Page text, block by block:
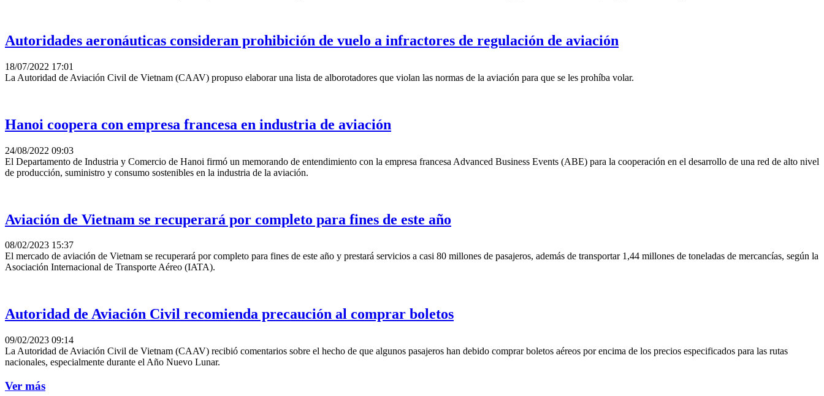
Autoridades aeronáuticas consideran prohibición de vuelo a infractores de regulación de aviación
18/07/2022 17:01
La Autoridad de Aviación Civil de Vietnam (CAAV) propuso elaborar una lista de alborotadores que violan las normas de la aviación para que se les prohíba volar.
Hanoi coopera con empresa francesa en industria de aviación
24/08/2022 09:03
El Departamento de Industria y Comercio de Hanoi firmó un memorando de entendimiento con la empresa francesa Advanced Business Events (ABE) para la cooperación en el desarrollo de una red de alto nivel
de producción, suministro y consumo sostenibles en la industria de la aviación.
Aviación de Vietnam se recuperará por completo para fines de este año
08/02/2023 15:37
El mercado de aviación de Vietnam se recuperará por completo para fines de este año y prestará servicios a casi 80 millones de pasajeros, además de transportar 1,44 millones de toneladas de mercancías, según la
Asociación Internacional de Transporte Aéreo (IATA).
Autoridad de Aviación Civil recomienda precaución al comprar boletos
09/02/2023 09:14
La Autoridad de Aviación Civil de Vietnam (CAAV) recibió comentarios sobre el hecho de que algunos pasajeros han debido comprar boletos aéreos por encima de los precios especificados para las rutas
nacionales, especialmente durante el Año Nuevo Lunar.
Ver más